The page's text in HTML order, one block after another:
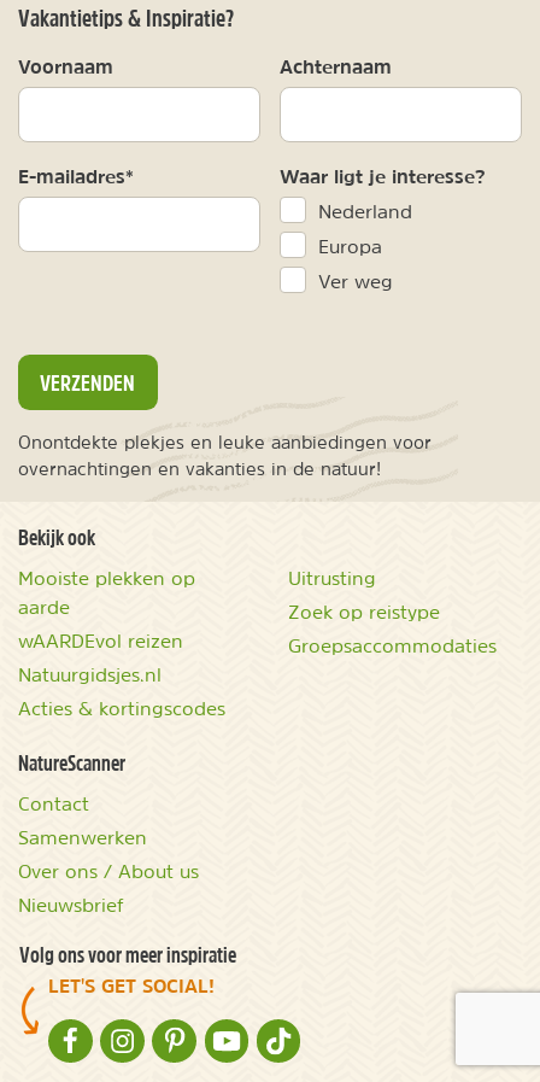
Vakantietips & Inspiratie?
Voornaam Achternaam
E-mailadres* Waar ligt je interesse?
Nederland
Europa
Ver weg
VERZENDEN
Onontdekte plekjes en leuke aanbiedingen voor
overnachtingen en vakanties in de natuur!
Bekijk ook
Mooiste plekken op
aarde
wAARDEvol reizen
Natuurgidsjes.nl
Acties & kortingscodes
Uitrusting
Zoek op reistype
Groepsaccommodaties
NatureScanner
Contact
Samenwerken
Over ons / About us
Nieuwsbrief
Volg ons voor meer inspiratie
LET'S GET SOCIAL!
NATURESCANNER OP FACEBOOK
NATURESCANNER OP INSTAGRAM
NATURESCANNER OP PINTEREST
NATURESCANNER OP YOUTUBE
NATURESCANNER OP TIKTOK